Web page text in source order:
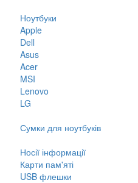
Ноутбуки
Apple
Dell
Asus
Acer
MSI
Lenovo
LG
Сумки для ноутбуків
Носії інформації
Карти пам'яті
USB флешки